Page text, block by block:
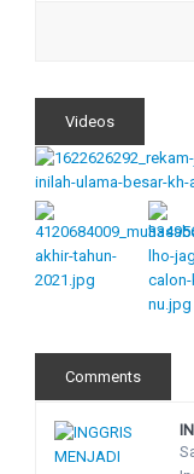
Videos
Comments